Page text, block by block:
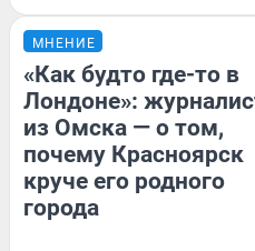
МНЕНИЕ
«Как будто где-то в
Лондоне»:
из Омска — о том,
почему Красноярск
круче его родного
города